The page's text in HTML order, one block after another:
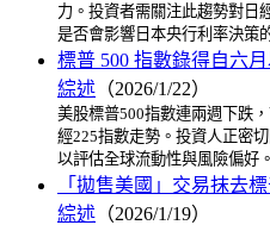
力。投資者需關注此趨勢對日
是否會影響日本央行利率決策
標普 500 指數錄得自六
綜述 （2026/1/22）
美股標普500指數連兩週下跌
經225指數走勢。投資人正密
以評估全球流動性與風險偏好
「拋售美國」交易抹去
綜述 （2026/1/19）